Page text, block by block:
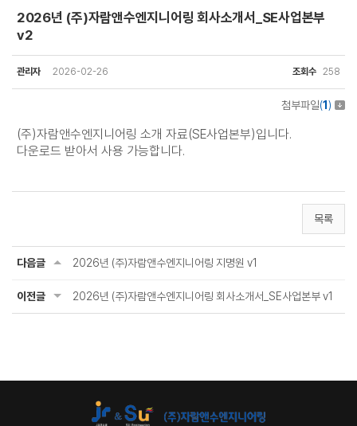
2026년 (주)자람앤수엔지니어링 회사소개서_SE사업본부
v2
관리자 2026-02-26 조회수 258
첨부파일(1 )
(주)자람앤수엔지니어링 소개 자료(SE사업본부)입니다.
다운로드 받아서 사용 가능합니다.
목록
다음글 2026년 (주)자람앤수엔지니어링 지명원 v1
이전글 2026년 (주)자람앤수엔지니어링 회사소개서_SE사업본부 v1